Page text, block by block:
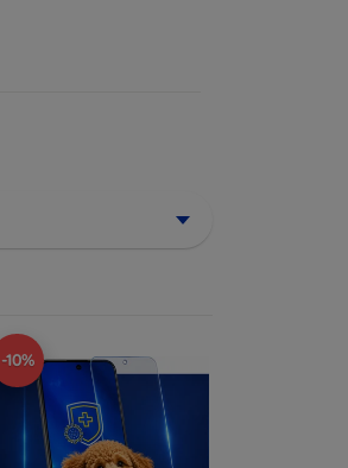
-10%